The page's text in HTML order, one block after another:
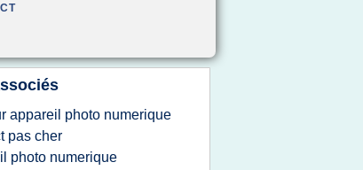
appareil photo numerique
pas cher
photo numerique